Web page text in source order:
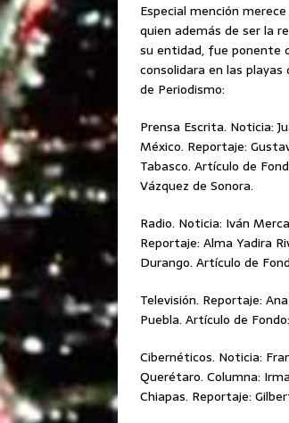
Especial mención
quien además de ser la
su entidad, fue ponente
consolidara en las
de Periodismo:
Prensa Escrita. Noticia:
México. Reportaje:
Tabasco. Artículo de
Vázquez de Sonora.
Radio. Noticia: Iván
Reportaje: Alma Yadira
Durango. Artículo de
Televisión. Reportaje:
Puebla. Artículo de
Cibernéticos. Noticia:
Querétaro. Columna:
Chiapas. Reportaje: